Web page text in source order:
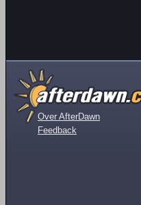
Over AfterDawn
Feedback